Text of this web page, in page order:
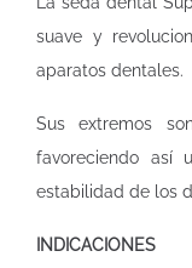
suave y
aparatos dentales.
Sus extremos
favoreciendo así
estabilidad de los
INDICACIONES